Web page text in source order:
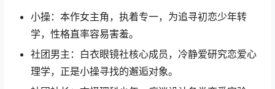
小操：本作女主角，执着专一，为追寻初恋少年转
学，性格直率容易害羞。
社团男主：白衣眼镜社核心成员，冷静爱研究恋爱心
理学，正是小操寻找的邂逅对象。